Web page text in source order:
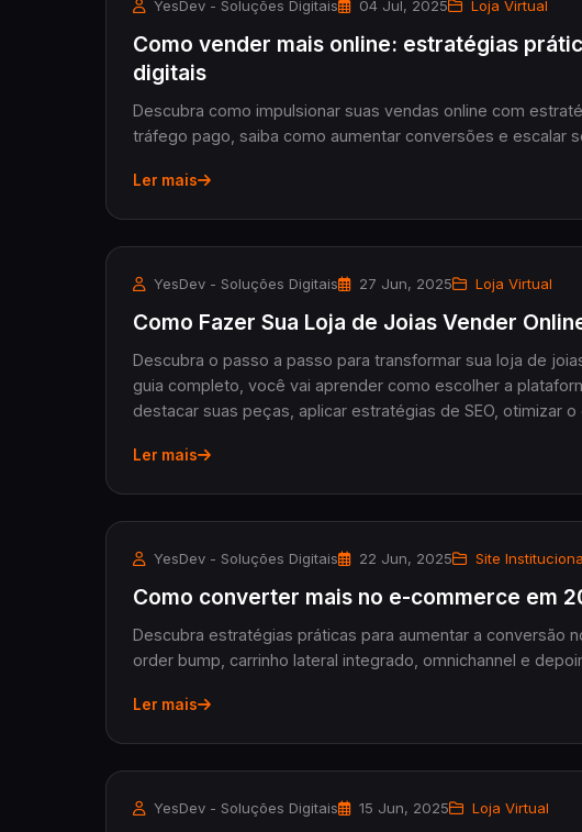
YesDev - Soluções Digitais 04 Jul, 2025 Loja Virtual
Como vender mais online: estratégias
digitais
Descubra como impulsionar suas vendas online com
tráfego pago, saiba como aumentar conversões e escalar
Ler mais
YesDev - Soluções Digitais 27 Jun, 2025 Loja Virtual
Como Fazer Sua Loja de Joias Vender
Descubra o passo a passo para transformar sua loja de
guia completo, você vai aprender como escolher a
destacar suas peças, aplicar estratégias de SEO, otimizar
para criar sua loja na Tray com os temas Yes Seasons Joias
Ler mais
YesDev - Soluções Digitais 22 Jun, 2025 Site
Como converter mais no e-commerce em
Descubra estratégias práticas para aumentar a conversão
order bump, carrinho lateral integrado, omnichannel e
Ler mais
YesDev - Soluções Digitais 15 Jun, 2025 Loja Virtual